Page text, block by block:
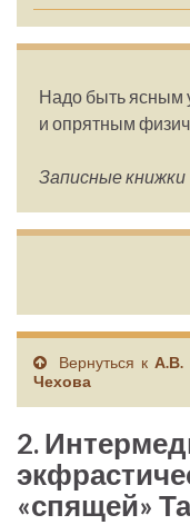
Надо быть ясным
и опрятным
Записные книжки
Вернуться к А.В.
Чехова
2.
«спящей»